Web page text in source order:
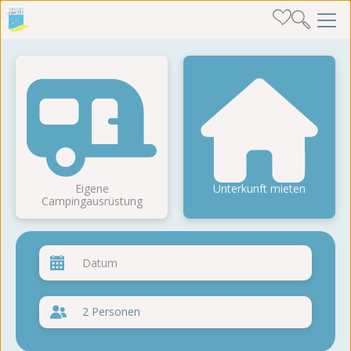
Eigene
Campingausrüstung
Unterkunft mieten
2 Personen